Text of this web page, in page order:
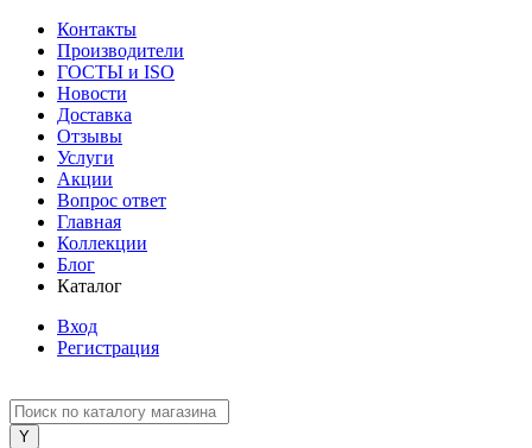
Контакты
Производители
ГОСТЫ и ISO
Новости
Доставка
Отзывы
Услуги
Акции
Вопрос ответ
Главная
Коллекции
Блог
Каталог
Вход
Регистрация